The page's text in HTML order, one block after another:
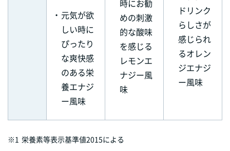
・ 元気が欲
しい時に
ぴったり
な爽快感
のある栄
養エナジ
ー風味
時にお勧
めの刺激
的な酸味
を感じる
レモンエ
ナジー風
味
ドリンク
らしさが
感じられ
るオレン
ジエナジ
ー風味
※1 栄養素等表示基準値2015による